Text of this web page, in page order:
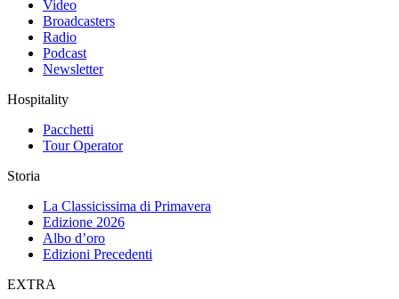
Video
Broadcasters
Radio
Podcast
Newsletter
Hospitality
Pacchetti
Tour Operator
Storia
La Classicissima di Primavera
Edizione 2026
Albo d’oro
Edizioni Precedenti
EXTRA